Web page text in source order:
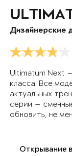
Дизайнерские
Ultimatum Next
класса. Все
актуальных
серии —
обновить, не